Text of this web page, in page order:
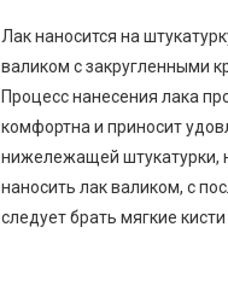
Лак наносится на
валиком с закругленными
Процесс нанесения лака
комфортна и приносит
нижележащей штукатурки,
наносить лак валиком, с
следует брать мягкие